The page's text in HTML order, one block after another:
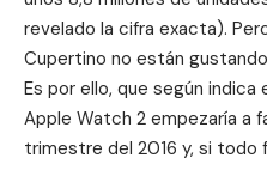
revelado la cifra exacta).
Cupertino no están
Es por ello, que según
Apple Watch 2 empezaría a
trimestre del 2016 y, si todo